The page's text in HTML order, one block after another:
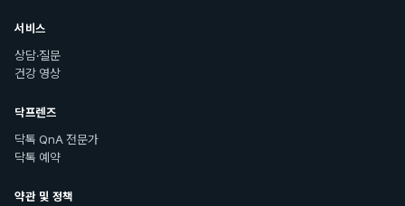
서비스
상담·질문
건강 영상
닥프렌즈
닥톡 QnA 전문가
닥톡 예약
약관 및 정책